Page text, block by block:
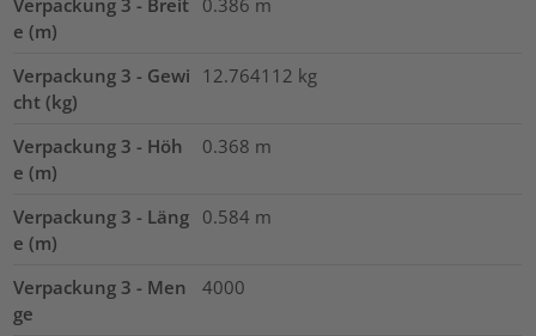
Verpackung 3 - Breit
e (m)
0.386 m
Verpackung 3 - Gewi
cht (kg)
12.764112 kg
Verpackung 3 - Höh
e (m)
0.368 m
Verpackung 3 - Läng
e (m)
0.584 m
Verpackung 3 - Men
ge
4000